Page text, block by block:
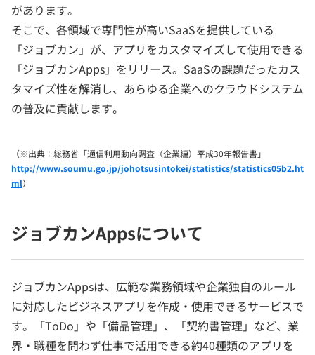
があります。
そこで、各領域で専門性が高いSaaSを提供している
「ジョブカン」が、アプリをカスタマイズして使用できる
「ジョブカンApps」をリリース。SaaSの課題だったカス
タマイズ性を解消し、あらゆる企業へのクラウドシステム
の普及に貢献します。
（※出典：総務省「通信利用動向調査（企業編）平成30年報告書」
http://www.soumu.go.jp/johotsusintokei/statistics/statistics05b2.ht
ml）
ジョブカンAppsについて
ジョブカンAppsは、広範な業務領域や企業独自のルール
に対応したビジネスアプリを作成・使用できるサービスで
す。「ToDo」や「備品管理」、「契約書管理」など、業
界・職種を問わず仕事で活用できる約40種類のアプリを